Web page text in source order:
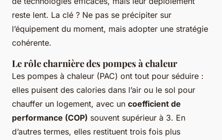
reste lent. La clé ? Ne pas se précipiter sur
l’équipement du moment, mais adopter une stratégie
cohérente.
Le rôle charnière des pompes à chaleur
Les pompes à chaleur (PAC) ont tout pour séduire :
elles puisent des calories dans l’air ou le sol pour
chauffer un logement, avec un coefficient de
performance (COP) souvent supérieur à 3. En
d’autres termes, elles restituent trois fois plus